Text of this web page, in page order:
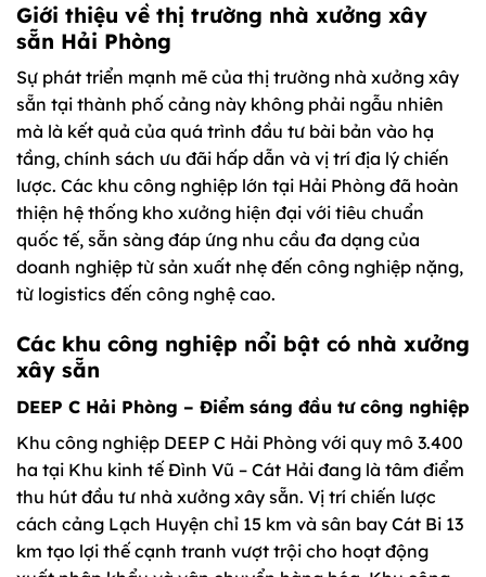
Giới thiệu về thị trường nhà xưởng xây
sẵn Hải Phòng
Sự phát triển mạnh mẽ của thị trường nhà xưởng xây
sẵn tại thành phố cảng này không phải ngẫu nhiên
mà là kết quả của quá trình đầu tư bài bản vào hạ
tầng, chính sách ưu đãi hấp dẫn và vị trí địa lý chiến
lược. Các khu công nghiệp lớn tại Hải Phòng đã hoàn
thiện hệ thống kho xưởng hiện đại với tiêu chuẩn
quốc tế, sẵn sàng đáp ứng nhu cầu đa dạng của
doanh nghiệp từ sản xuất nhẹ đến công nghiệp nặng,
từ logistics đến công nghệ cao.
Các khu công nghiệp nổi bật có nhà xưởng
xây sẵn
DEEP C Hải Phòng – Điểm sáng đầu tư công nghiệp
Khu công nghiệp DEEP C Hải Phòng với quy mô 3.400
ha tại Khu kinh tế Đình Vũ – Cát Hải đang là tâm điểm
thu hút đầu tư nhà xưởng xây sẵn. Vị trí chiến lược
cách cảng Lạch Huyện chỉ 15 km và sân bay Cát Bi 13
km tạo lợi thế cạnh tranh vượt trội cho hoạt động